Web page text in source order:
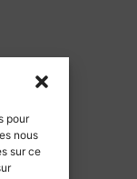
pour
nous
sur ce